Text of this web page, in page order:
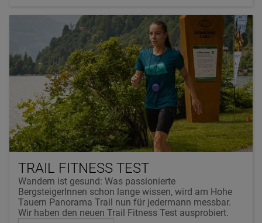
TRAIL FITNESS TEST
Wandern ist gesund: Was passionierte
BergsteigerInnen schon lange wissen, wird am Hohe
Tauern Panorama Trail nun für jedermann messbar.
Wir haben den neuen Trail Fitness Test ausprobiert.